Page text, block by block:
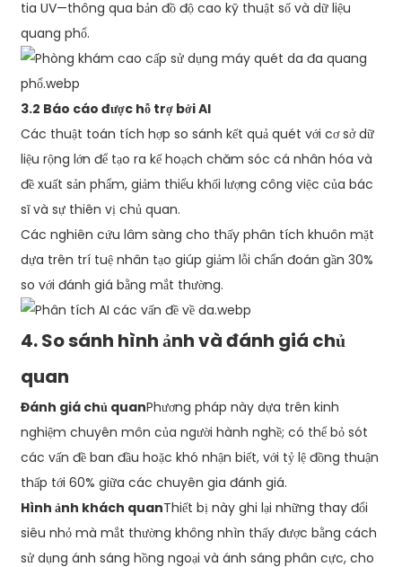
tia UV—thông qua bản đồ độ cao kỹ thuật số và dữ liệu
quang phổ.
3.2 Báo cáo được hỗ trợ bởi AI
Các thuật toán tích hợp so sánh kết quả quét với cơ sở dữ
liệu rộng lớn để tạo ra kế hoạch chăm sóc cá nhân hóa và
đề xuất sản phẩm, giảm thiểu khối lượng công việc của bác
sĩ và sự thiên vị chủ quan.
Các nghiên cứu lâm sàng cho thấy phân tích khuôn mặt
dựa trên trí tuệ nhân tạo giúp giảm lỗi chẩn đoán gần 30%
so với đánh giá bằng mắt thường.
4. So sánh hình ảnh và đánh giá chủ
quan
Đánh giá chủ quanPhương pháp này dựa trên kinh
nghiệm chuyên môn của người hành nghề; có thể bỏ sót
các vấn đề ban đầu hoặc khó nhận biết, với tỷ lệ đồng thuận
thấp tới 60% giữa các chuyên gia đánh giá.
Hình ảnh khách quanThiết bị này ghi lại những thay đổi
siêu nhỏ mà mắt thường không nhìn thấy được bằng cách
sử dụng ánh sáng hồng ngoại và ánh sáng phân cực, cho